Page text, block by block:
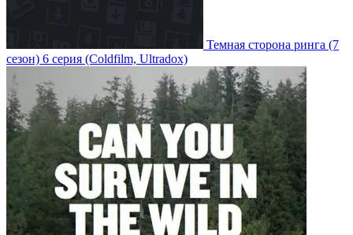
Темная сторона ринга (7
сезон) 6 серия (Coldfilm, Ultradox)